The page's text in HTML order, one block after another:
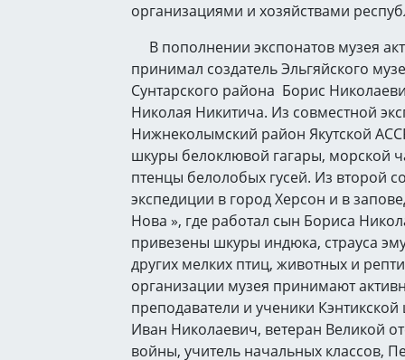
организациями и хозяйствами
В пополнении экспонатов музея
принимал создатель Эльгяйского
Сунтарского района Борис
Николая Никитича. Из совместной
Нижнеколымский район Якутской
шкуры белоклювой гагары, морской
птенцы белолобых гусей. Из второй
экспедиции в город Херсон и в
Нова », где работал сын Бориса
привезены шкуры индюка, страуса
других мелких птиц, животных и
организации музея принимают
преподаватели и ученики
Иван Николаевич, ветеран Великой
войны, учитель начальных классов,